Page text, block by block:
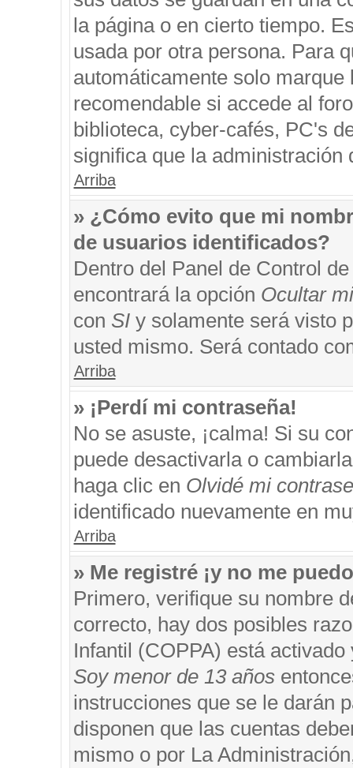
la página o en cierto tiempo.
usada por otra persona. Para
automáticamente solo
recomendable si accede al
biblioteca, cyber-cafés, PC's
significa que la administración
Arriba
» ¿Cómo evito que mi
de usuarios identificados?
Dentro del Panel de Control
encontrará la opción Ocultar
con SIy solamente será visto
usted mismo. Será contado
Arriba
» ¡Perdí mi contraseña!
No se asuste, ¡calma! Si su
puede desactivarla o
haga clic en Olvidé mi
identificado nuevamente en
Arriba
» Me registré ¡y no me
Primero, verifique su nombre
correcto, hay dos posibles
Infantil (COPPA) está
Soy menor de 13 años
instrucciones que se le darán
disponen que las cuentas
mismo o por La